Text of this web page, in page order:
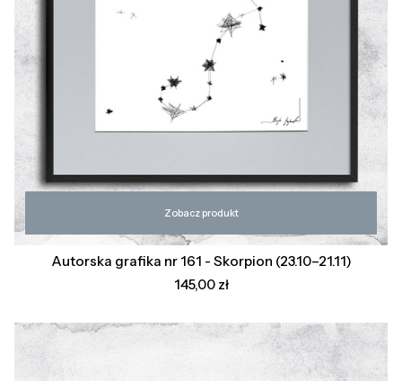
Zobacz produkt
Autorska grafika nr 161 - Skorpion (23.10–21.11)
Cena
145,00 zł